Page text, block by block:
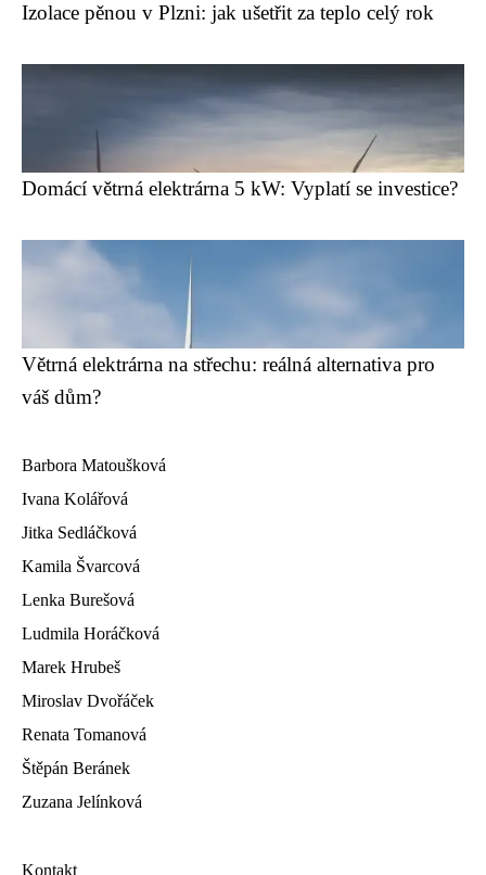
Izolace pěnou v Plzni: jak ušetřit za teplo celý rok
Domácí větrná elektrárna 5 kW: Vyplatí se investice?
Větrná elektrárna na střechu: reálná alternativa pro
váš dům?
Barbora Matoušková
Ivana Kolářová
Jitka Sedláčková
Kamila Švarcová
Lenka Burešová
Ludmila Horáčková
Marek Hrubeš
Miroslav Dvořáček
Renata Tomanová
Štěpán Beránek
Zuzana Jelínková
Kontakt